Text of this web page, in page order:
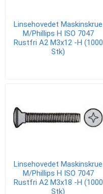
Linsehovedet Maskinskrue
M/Phillips H ISO 7047
Rustfri A2 M3x12 -H (1000
Stk)
Linsehovedet Maskinskrue
M/Phillips H ISO 7047
Rustfri A2 M3x18 -H (1000
Stk)